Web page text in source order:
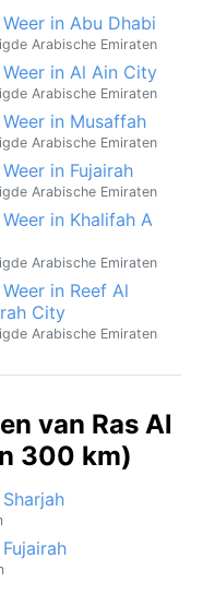
in Abu Dhabi
Arabische Emiraten
in Al Ain City
Arabische Emiraten
in Musaffah
Arabische Emiraten
in Fujairah
Arabische Emiraten
in Khalifah A
Arabische Emiraten
in Reef Al
City
Arabische Emiraten
van Ras Al
300 km)